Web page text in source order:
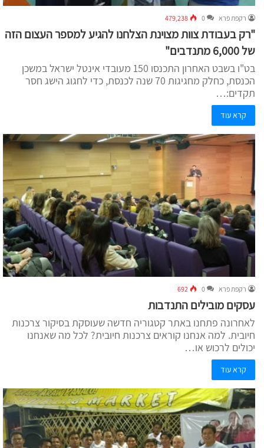
רקפת פרא 0
479,238
"רק בעבודת צוות מצוינת הצלחנו להגיע למספר העצום הזה
של 6,000 מתנדבים"
בט"ו בשבט האחרון התכנסו 150 מעובדי אינטל ישראל במשכן
הכנסת, כחלק מחגיגות 70 שנה לכנסת, כדי לחגוג הישג חסר
תקדים:…
קרא עוד
רקפת פרא 0
692
עסקים מובילים התנדבות
לאחרונה פתחנו באתר קטגוריה חדשה שעוסקת בסיקור צרכנות
חיובית. למה אנחנו קוראים צרכנות חיובית? לכל מה שאנחנו
יכולים לרכוש או…
קרא עוד